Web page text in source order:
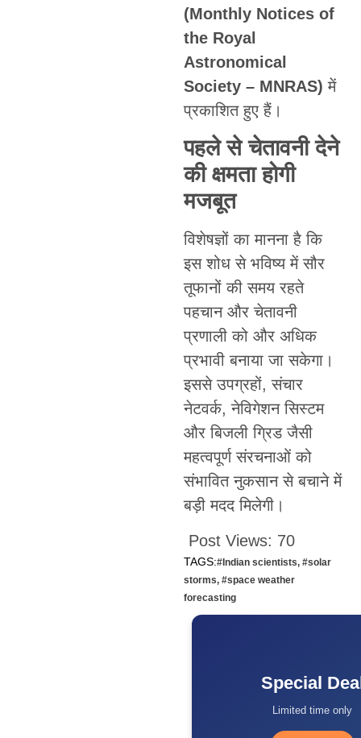
(Monthly Notices of
the Royal
Astronomical
Society – MNRAS) में
प्रकाशित हुए हैं।
पहले से चेतावनी देने
की क्षमता होगी
मजबूत
विशेषज्ञों का मानना है कि
इस शोध से भविष्य में सौर
तूफानों की समय रहते
पहचान और चेतावनी
प्रणाली को और अधिक
प्रभावी बनाया जा सकेगा।
इससे उपग्रहों, संचार
नेटवर्क, नेविगेशन सिस्टम
और बिजली ग्रिड जैसी
महत्वपूर्ण संरचनाओं को
संभावित नुकसान से बचाने में
बड़ी मदद मिलेगी।
Post Views: 70
TAGS:#Indian scientists, #solar
storms, #space weather
forecasting
Special
Limited time only